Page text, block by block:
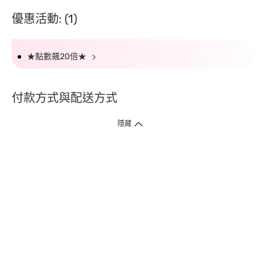
優惠活動: (1)
★點數飆20倍★
付款方式與配送方式
隱藏